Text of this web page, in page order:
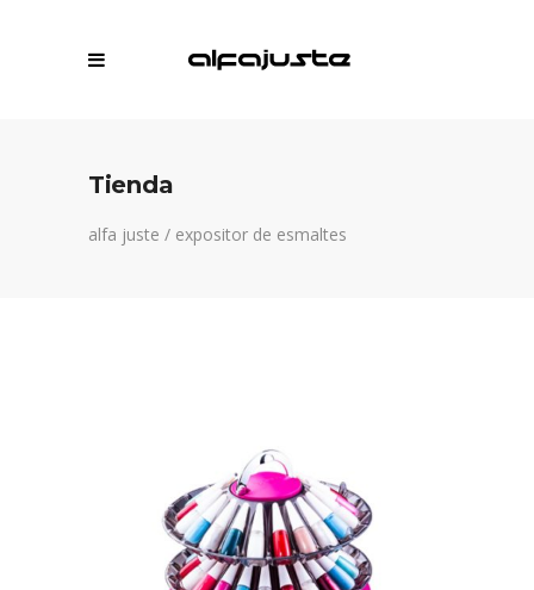
Tienda
alfa juste / expositor de esmaltes